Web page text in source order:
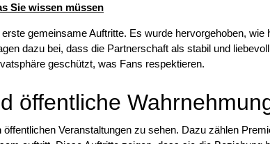
Sie wissen müssen
gemeinsame Auftritte. Es wurde hervorgehoben, wie
dazu bei, dass die Partnerschaft als stabil und liebevoll
geschützt, was Fans respektieren.
öffentliche
öffentlichen Veranstaltungen zu sehen. Dazu zählen